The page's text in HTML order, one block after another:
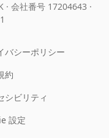
· 会社番号 17204643 ·
バシーポリシー
約
シビリティ
設定